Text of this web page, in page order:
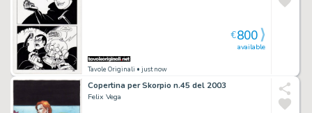
Tavole Originali • just now
available
€800
Copertina per Skorpio n.45 del 2003
Felix Vega